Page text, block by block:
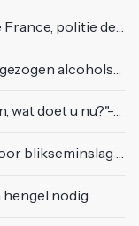
deelt bodycheck uit
Robert Jensen
Flodder met Tatjana Šimić
vijf anderen gewond
hengel nodig